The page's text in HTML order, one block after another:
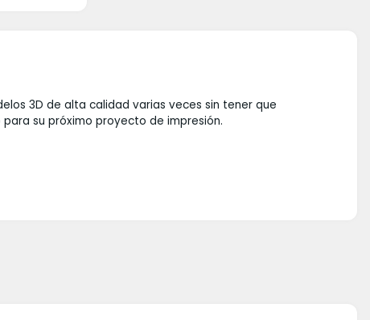
3D de alta calidad varias veces sin tener que
su próximo proyecto de impresión.